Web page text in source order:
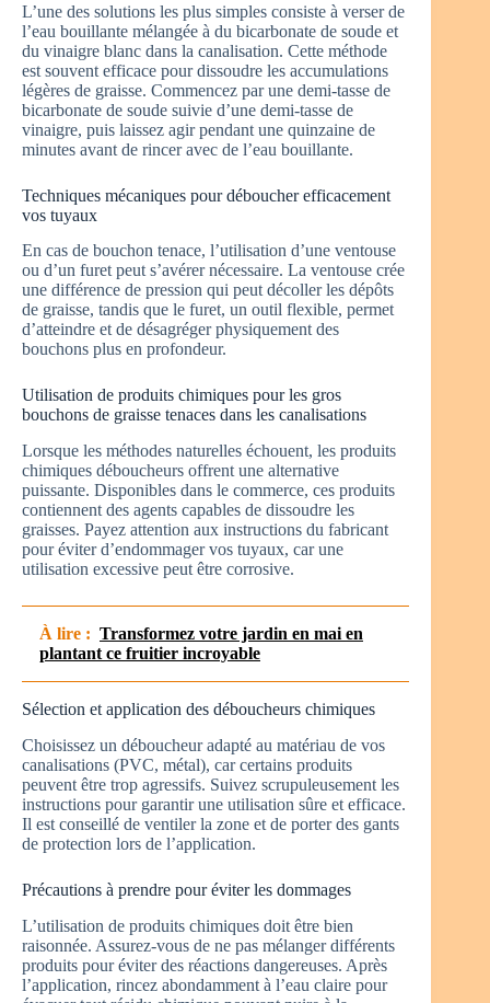
L’une des solutions les plus simples consiste à verser de
l’eau bouillante mélangée à du bicarbonate de soude et
du vinaigre blanc dans la canalisation. Cette méthode
est souvent efficace pour dissoudre les accumulations
légères de graisse. Commencez par une demi-tasse de
bicarbonate de soude suivie d’une demi-tasse de
vinaigre, puis laissez agir pendant une quinzaine de
minutes avant de rincer avec de l’eau bouillante.
Techniques mécaniques pour déboucher efficacement
vos tuyaux
En cas de bouchon tenace, l’utilisation d’une ventouse
ou d’un furet peut s’avérer nécessaire. La ventouse crée
une différence de pression qui peut décoller les dépôts
de graisse, tandis que le furet, un outil flexible, permet
d’atteindre et de désagréger physiquement des
bouchons plus en profondeur.
Utilisation de produits chimiques pour les gros
bouchons de graisse tenaces dans les canalisations
Lorsque les méthodes naturelles échouent, les produits
chimiques déboucheurs offrent une alternative
puissante. Disponibles dans le commerce, ces produits
contiennent des agents capables de dissoudre les
graisses. Payez attention aux instructions du fabricant
pour éviter d’endommager vos tuyaux, car une
utilisation excessive peut être corrosive.
À lire : Transformez votre jardin en mai en
plantant ce fruitier incroyable
Sélection et application des déboucheurs chimiques
Choisissez un déboucheur adapté au matériau de vos
canalisations (PVC, métal), car certains produits
peuvent être trop agressifs. Suivez scrupuleusement les
instructions pour garantir une utilisation sûre et efficace.
Il est conseillé de ventiler la zone et de porter des gants
de protection lors de l’application.
Précautions à prendre pour éviter les dommages
L’utilisation de produits chimiques doit être bien
raisonnée. Assurez-vous de ne pas mélanger différents
produits pour éviter des réactions dangereuses. Après
l’application, rincez abondamment à l’eau claire pour